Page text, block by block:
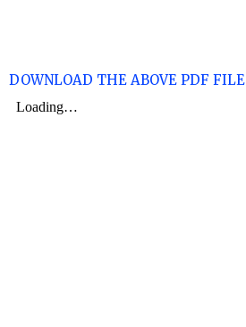
DOWNLOAD THE ABOVE PDF FILE